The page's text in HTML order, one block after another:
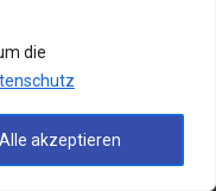
die
Alle akzeptieren